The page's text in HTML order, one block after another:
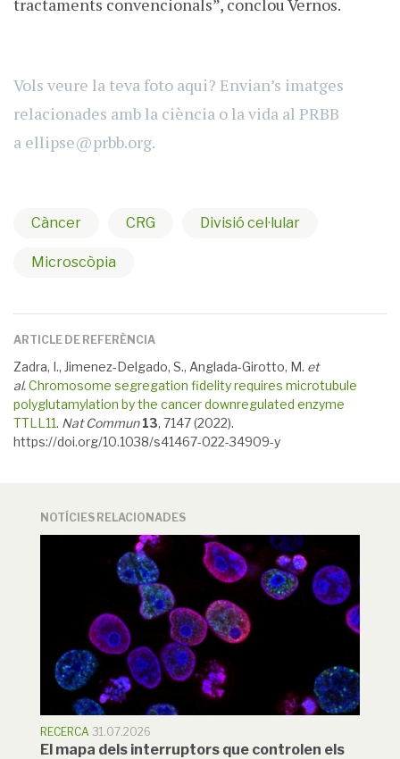
tractaments convencionals”, conclou Vernos.
Vols veure la teva foto aqui? Envian’s imatges
relacionades amb la ciència o la vida al PRBB
a ellipse@prbb.org.
Càncer CRG Divisió cel·lular
Microscòpia
ARTICLE DE REFERÈNCIA
Zadra, I., Jimenez-Delgado, S., Anglada-Girotto, M. et
al.Chromosome segregation fidelity requires microtubule
polyglutamylation by the cancer downregulated enzyme
TTLL11. Nat Commun 13, 7147 (2022).
https://doi.org/10.1038/s41467-022-34909-y
NOTÍCIES RELACIONADES
RECERCA 31.07.2026
El mapa dels interruptors que controlen els